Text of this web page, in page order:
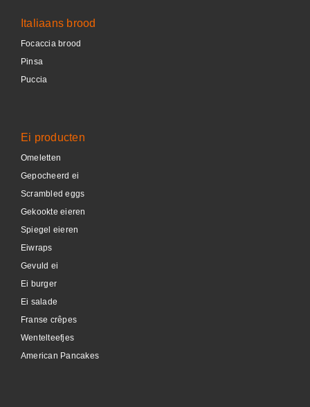
Italiaans brood
Focaccia brood
Pinsa
Puccia
Ei producten
Omeletten
Gepocheerd ei
Scrambled eggs
Gekookte eieren
Spiegel eieren
Eiwraps
Gevuld ei
Ei burger
Ei salade
Franse crêpes
Wentelteefjes
American Pancakes